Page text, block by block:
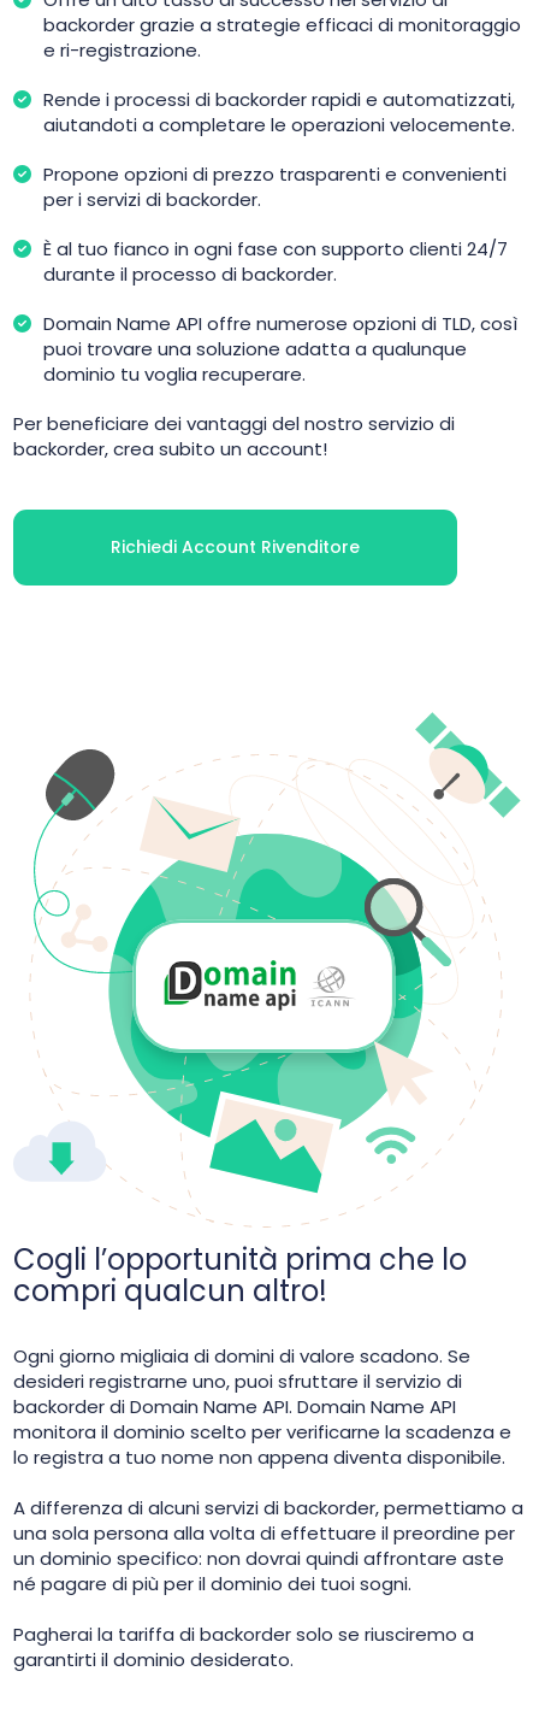
backorder grazie a strategie efficaci di monitoraggio
e ri-registrazione.
Rende i processi di backorder rapidi e automatizzati,
aiutandoti a completare le operazioni velocemente.
Propone opzioni di prezzo trasparenti e convenienti
per i servizi di backorder.
È al tuo fianco in ogni fase con supporto clienti 24/7
durante il processo di backorder.
Domain Name API offre numerose opzioni di TLD, così
puoi trovare una soluzione adatta a qualunque
dominio tu voglia recuperare.
Per beneficiare dei vantaggi del nostro servizio di
backorder, crea subito un account!
Richiedi Account Rivenditore
Cogli l’opportunità prima che lo
compri qualcun altro!
Ogni giorno migliaia di domini di valore scadono. Se
desideri registrarne uno, puoi sfruttare il servizio di
backorder di Domain Name API. Domain Name API
monitora il dominio scelto per verificarne la scadenza e
lo registra a tuo nome non appena diventa disponibile.
A differenza di alcuni servizi di backorder, permettiamo a
una sola persona alla volta di effettuare il preordine per
un dominio specifico: non dovrai quindi affrontare aste
né pagare di più per il dominio dei tuoi sogni.
Pagherai la tariffa di backorder solo se riusciremo a
garantirti il dominio desiderato.